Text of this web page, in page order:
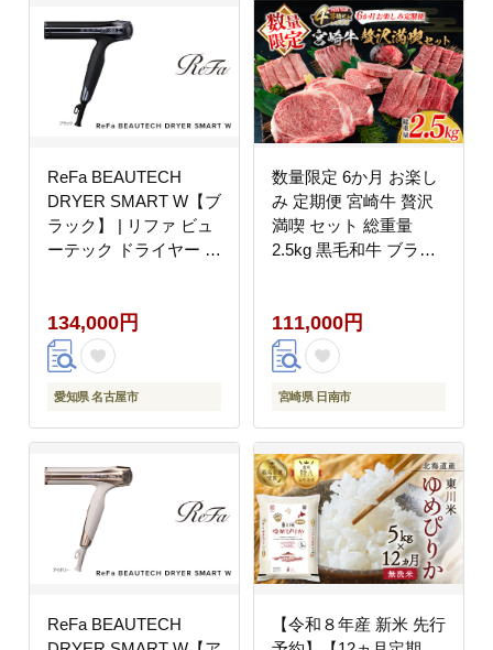
ReFa BEAUTECH
DRYER SMART W【ブ
ラック】 | リファ ビュ
ーテック ドライヤー ス
海外対応 折り畳み コン
パクト 軽量 速乾 大風
量 ヘアケア 人気 おす
すめ
134,000円
愛知県 名古屋市
数量限定 6か月 お楽し
み 定期便 宮崎牛 贅沢
満喫 セット 総重量
2.5kg 黒毛和牛 ブラン
キ スライス 小間切れ
しゃぶしゃぶ すき焼き
ミヤチク お取り寄せ グ
ルメ ご褒美 記念日 お
無料_NA1-25
111,000円
宮崎県 日南市
ReFa BEAUTECH
【令和８年産 新米 先行